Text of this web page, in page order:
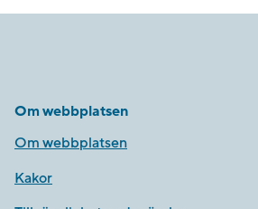
Om webbplatsen
Om webbplatsen
Kakor